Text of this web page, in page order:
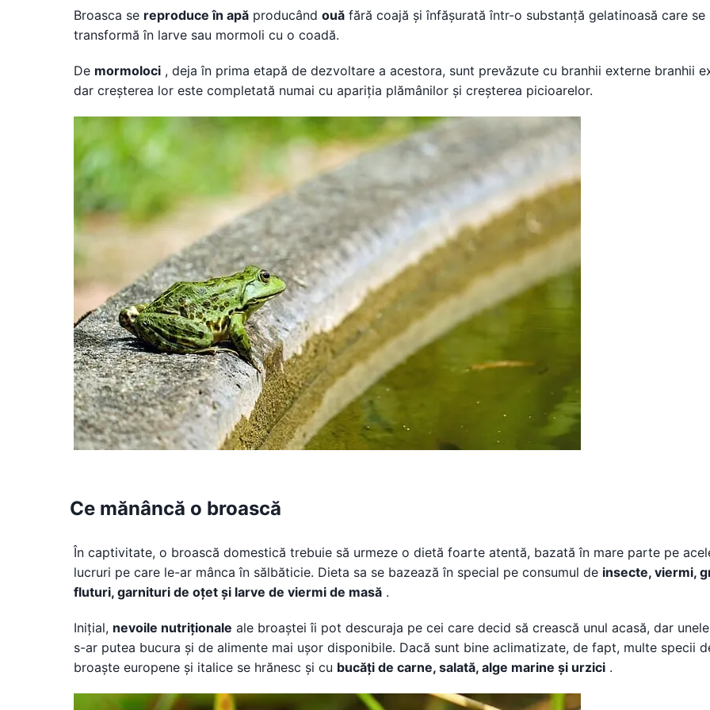
Broasca se reproduce în apă producând ouă fără coajă și înfășurată într-o substanță gelatinoasă care se
transformă în larve sau mormoli cu o coadă.
De mormoloci , deja în prima etapă de dezvoltare a acestora, sunt prevăzute cu branhii externe branhii
dar creșterea lor este completată numai cu apariția plămânilor și creșterea picioarelor.
Ce mănâncă o broască
În captivitate, o broască domestică trebuie să urmeze o dietă foarte atentă, bazată în mare parte pe
lucruri pe care le-ar mânca în sălbăticie. Dieta sa se bazează în special pe consumul de insecte, viermi,
fluturi, garnituri de oțet și larve de viermi de masă .
Inițial, nevoile nutriționale ale broaștei îi pot descuraja pe cei care decid să crească unul acasă, dar
s-ar putea bucura și de alimente mai ușor disponibile. Dacă sunt bine aclimatizate, de fapt, multe specii
broaște europene și italice se hrănesc și cu bucăți de carne, salată, alge marine și urzici .